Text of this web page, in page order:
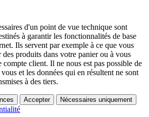
d'un point de vue technique sont
à garantir les fonctionnalités de base
Ils servent par exemple à ce que vous
des produits dans votre panier ou à vous
compte client. Il ne nous est pas possible de
et les données qui en résultent ne sont
à des tiers.
Accepter Nécessaires uniquement